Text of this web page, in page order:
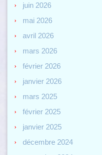
juin 2026
mai 2026
avril 2026
mars 2026
février 2026
janvier 2026
mars 2025
février 2025
janvier 2025
décembre 2024